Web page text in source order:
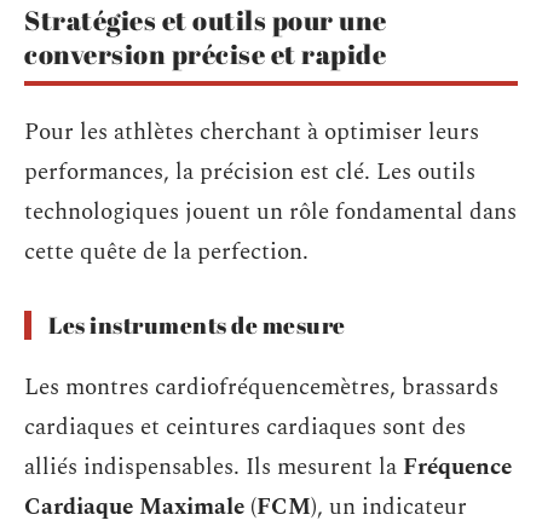
Stratégies et outils pour une
conversion précise et rapide
Pour les athlètes cherchant à optimiser leurs
performances, la précision est clé. Les outils
technologiques jouent un rôle fondamental dans
cette quête de la perfection.
Les instruments de mesure
Les montres cardiofréquencemètres, brassards
cardiaques et ceintures cardiaques sont des
alliés indispensables. Ils mesurent la Fréquence
Cardiaque Maximale (FCM), un indicateur